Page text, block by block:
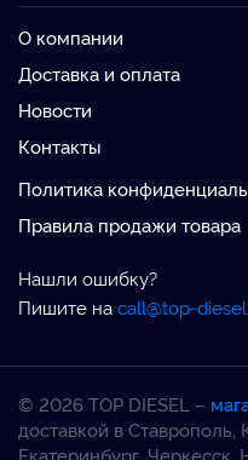
О компании
Доставка и оплата
Новости
Контакты
Политика
Правила продажи товара
Нашли ошибку?
Пишите наcall@top-
© 2026 TOP DIESEL –
доставкой в
Екатеринбург,